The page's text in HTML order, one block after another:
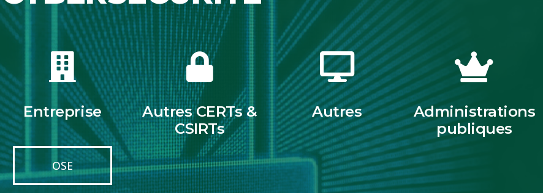
Entreprise
OSE
Autres CERTs &
CSIRTs
Autres
Administrations
publiques